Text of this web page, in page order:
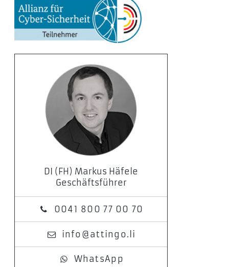
DI (FH) Markus Häfele
Geschäftsführer
0041 800 77 00 70
info@attingo.li
WhatsApp